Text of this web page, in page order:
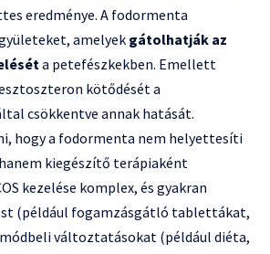
eredménye. A fodormenta
amelyek gátolhatják az
a petefészkekben. Emellett
kötődését a
csökkentve annak hatását.
hogy a fodormenta nem helyettesíti
kiegészítő terápiaként
kezelése komplex, és gyakran
(például fogamzásgátló tablettákat,
változtatásokat (például diéta,